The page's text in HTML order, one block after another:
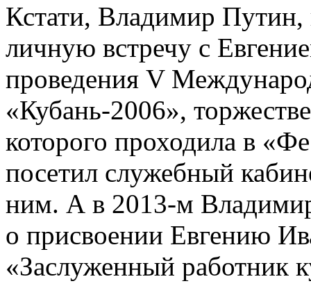
Кстати, Владимир
личную встречу с
проведения V
«Кубань-2006»,
которого проходила в
посетил служебный
ним. А в 2013-м
о присвоении Евгению
«Заслуженный работник